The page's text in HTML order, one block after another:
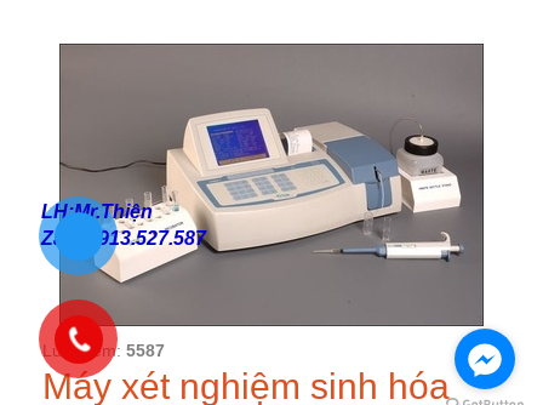
Lượt xem: 5587
Máy xét nghiệm sinh hóa
LH:Mr.Thiện
Zalo:0913.527.587